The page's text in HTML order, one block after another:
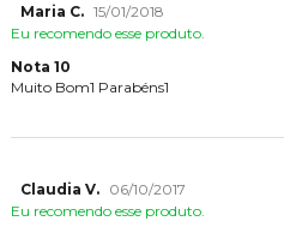
Maria C. 15/01/2018
Eu recomendo esse produto.
Nota 10
Muito Bom1 Parabéns1
Claudia V.
06/10/2017
Eu recomendo esse produto.